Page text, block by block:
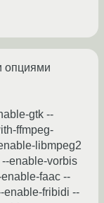
опциями
gtk --
ffmpeg-
libmpeg2
enable-vorbis
faac --
enable-fribidi --